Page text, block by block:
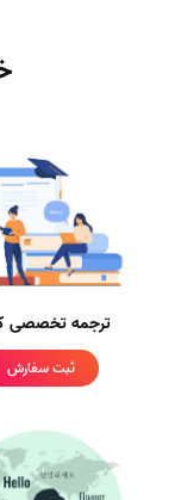
ترجمه تخصصی
ثبت سفارش